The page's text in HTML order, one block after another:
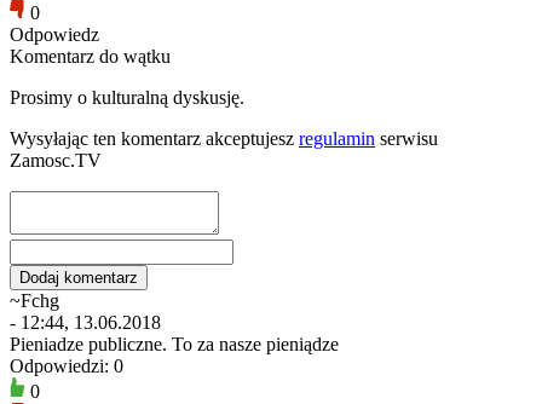
0
Odpowiedz
Komentarz do wątku
Prosimy o kulturalną dyskusję.
Wysyłając ten komentarz akceptujesz regulamin serwisu
Zamosc.TV
~Fchg
- 12:44, 13.06.2018
Pieniadze publiczne. To za nasze pieniądze
Odpowiedzi: 0
0